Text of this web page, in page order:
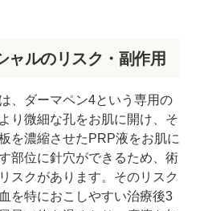
ャルのリスク・副作用
、ダーマペン4という専用の
り微細な孔をお肌に開け、そ
を濃縮させたPRP液をお肌に
部位に針穴ができるため、術
スクがあります。そのリスク
を特におこしやすい治療後3